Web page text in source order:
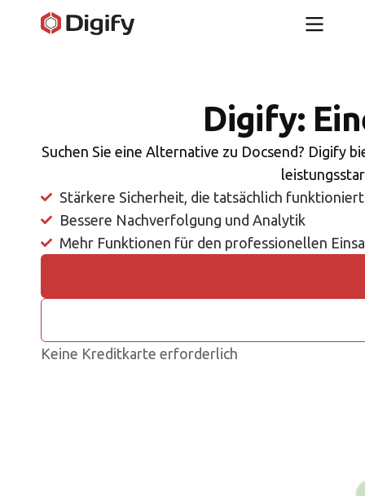
Digify:
Suchen Sie eine Alternative zu Docsend? Digify
Stärkere Sicherheit, die tatsächlich funktioniert
Bessere Nachverfolgung und Analytik
Mehr Funktionen für den professionellen
Keine Kreditkarte erforderlich